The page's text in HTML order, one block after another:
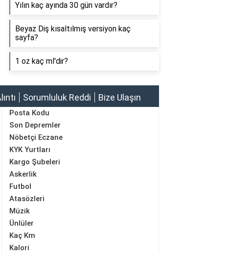
Yılın kaç ayında 30 gün vardır?
Beyaz Diş kısaltılmış versiyon kaç
sayfa?
1 oz kaç ml'dir?
Sorumluluk Reddi Bize Ulaşın
Posta Kodu
Son Depremler
Nöbetçi Eczane
KYK Yurtları
Kargo Şubeleri
Askerlik
Futbol
Atasözleri
Müzik
Ünlüler
Kaç Km
Kalori